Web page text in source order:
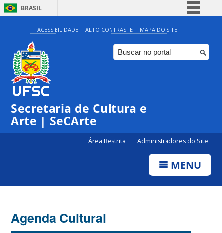
BRASIL
Simplifique!
Comunica BR
Participe
ACESSIBILIDADE ALTO CONTRASTE MAPA DO SITE
Secretaria de Cultura e
Arte | SeCArte
Área Restrita Administradores do Site
MENU
Agenda Cultural